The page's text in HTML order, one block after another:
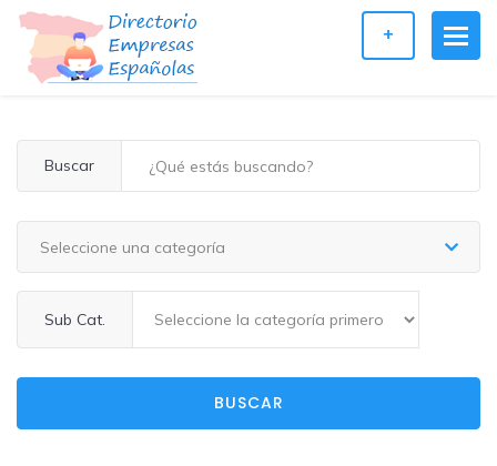
+
Buscar
Seleccione una categoría
Sub Cat.
BUSCAR